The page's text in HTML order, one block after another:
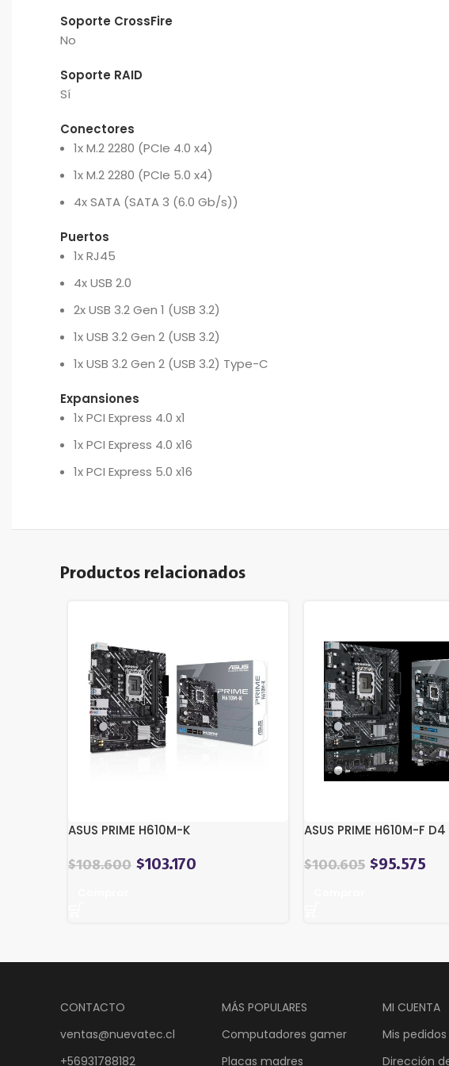
Soporte CrossFire
No
Soporte RAID
Sí
Conectores
1x M.2 2280 (PCIe 4.0 x4)
1x M.2 2280 (PCIe 5.0 x4)
4x SATA (SATA 3 (6.0 Gb/s))
Puertos
1x RJ45
4x USB 2.0
2x USB 3.2 Gen 1 (USB 3.2)
1x USB 3.2 Gen 2 (USB 3.2)
1x USB 3.2 Gen 2 (USB 3.2) Type-C
Expansiones
1x PCI Express 4.0 x1
1x PCI Express 4.0 x16
1x PCI Express 5.0 x16
Productos relacionados
ASUS PRIME H610M-K
$108.600 $103.170
ASUS PRIME H610M-F D4
$100.605 $95.575
CONTACTO
ventas@nuevatec.cl
+56931788182
MÁS POPULARES
Computadores gamer
Placas madres
MI CUENTA
Mis pedidos
Dirección